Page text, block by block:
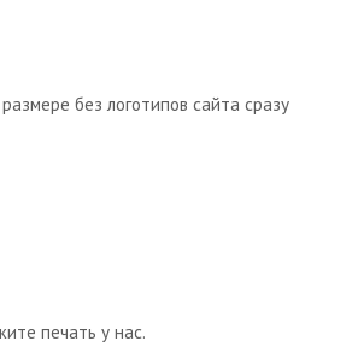
без логотипов сайта сразу
печать у нас.